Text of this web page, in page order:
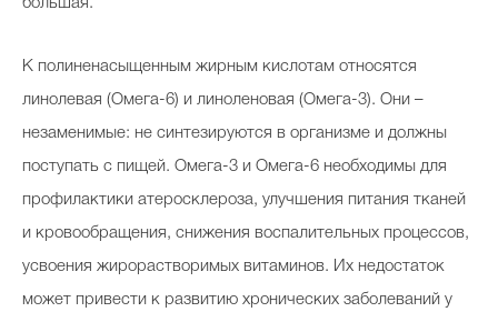
большая.
К полиненасыщенным жирным кислотам относятся
линолевая (Омега-6) и линоленовая (Омега-3). Они –
незаменимые: не синтезируются в организме и должны
поступать с пищей. Омега-3 и Омега-6 необходимы для
профилактики атеросклероза, улучшения питания тканей
и кровообращения, снижения воспалительных процессов,
усвоения жирорастворимых витаминов. Их недостаток
может привести к развитию хронических заболеваний у